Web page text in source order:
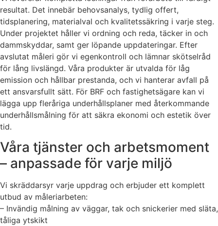
resultat. Det innebär behovsanalys, tydlig offert,
tidsplanering, materialval och kvalitetssäkring i varje steg.
Under projektet håller vi ordning och reda, täcker in och
dammskyddar, samt ger löpande uppdateringar. Efter
avslutat måleri gör vi egenkontroll och lämnar skötselråd
för lång livslängd. Våra produkter är utvalda för låg
emission och hållbar prestanda, och vi hanterar avfall på
ett ansvarsfullt sätt. För BRF och fastighetsägare kan vi
lägga upp fleråriga underhållsplaner med återkommande
underhållsmålning för att säkra ekonomi och estetik över
tid.
Våra tjänster och arbetsmoment
– anpassade för varje miljö
Vi skräddarsyr varje uppdrag och erbjuder ett komplett
utbud av måleriarbeten:
– Invändig målning av väggar, tak och snickerier med släta,
tåliga ytskikt